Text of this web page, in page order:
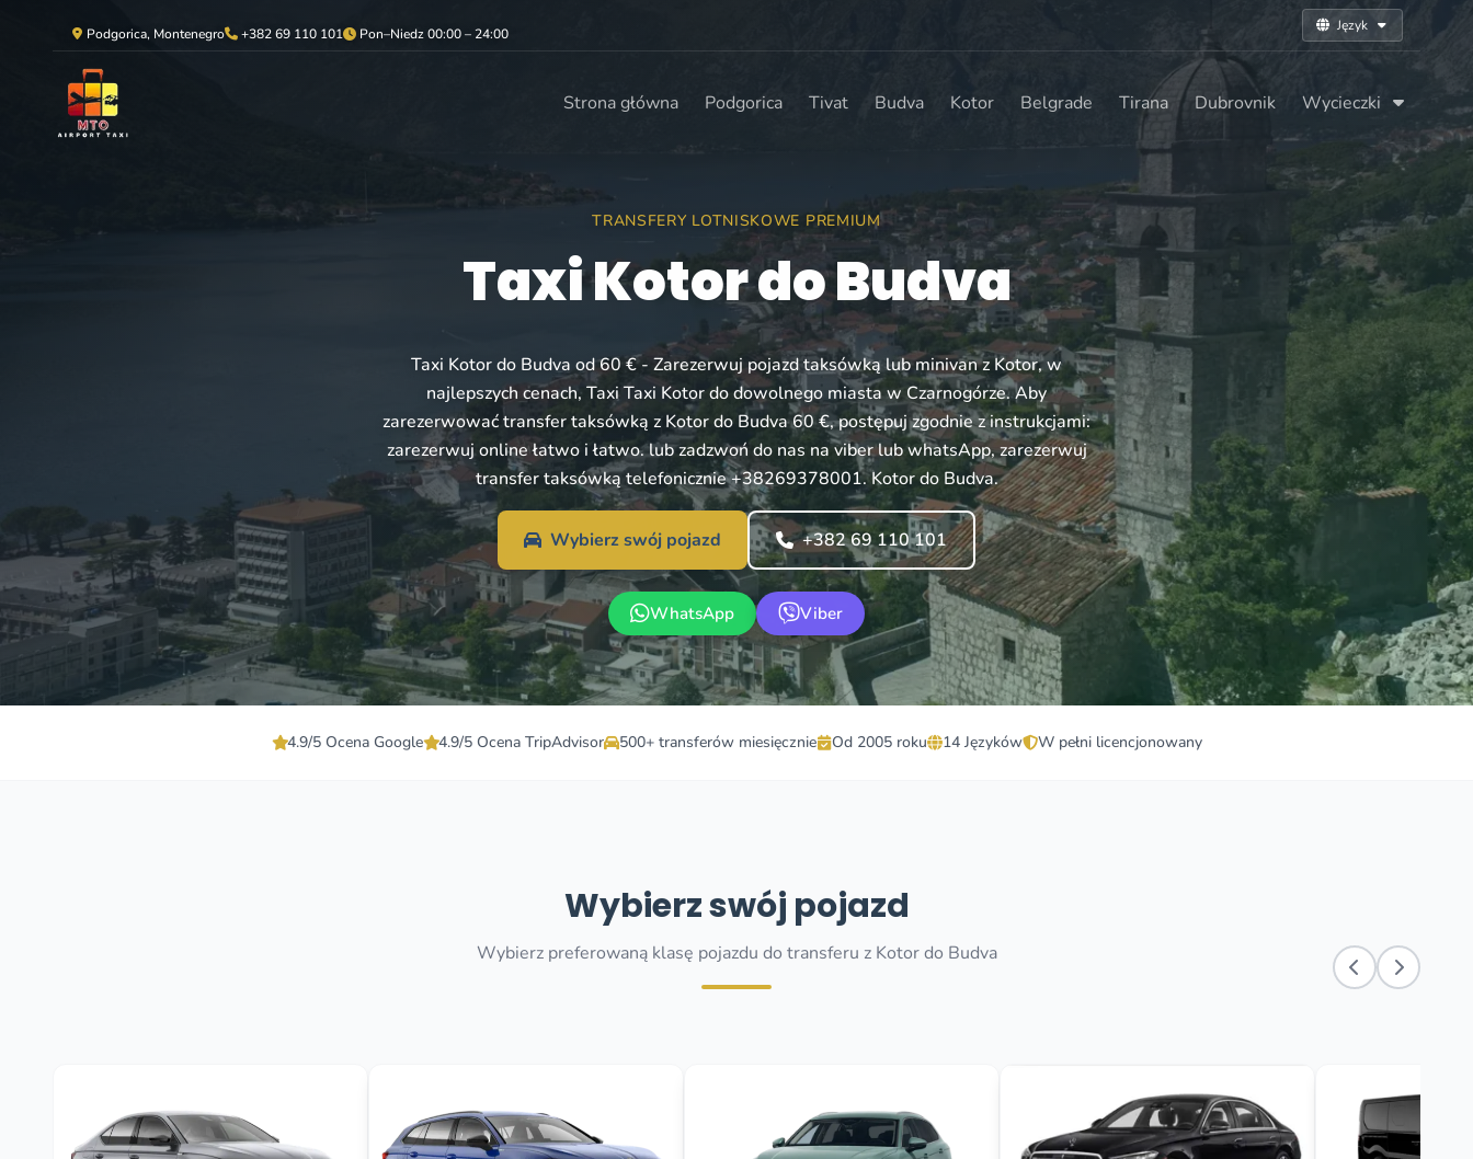
Podgorica, Montenegro +382 69 110 101 Pon–Niedz 00:00 – 24:00 Język
Strona główna Podgorica Tivat Budva Kotor Belgrade Tirana Dubrovnik Wycieczki
TRANSFERY LOTNISKOWE PREMIUM
Taxi Kotor do Budva
Taxi Kotor do Budva od 60 € - Zarezerwuj pojazd taksówką lub minivan z Kotor, w
najlepszych cenach, Taxi Taxi Kotor do dowolnego miasta w Czarnogórze. Aby
zarezerwować transfer taksówką z Kotor do Budva 60 €, postępuj zgodnie z instrukcjami:
zarezerwuj online łatwo i łatwo. lub zadzwoń do nas na viber lub whatsApp, zarezerwuj
transfer taksówką telefonicznie +38269378001. Kotor do Budva.
Wybierz swój pojazd +382 69 110 101
WhatsApp Viber
4.9/5 Ocena Google 4.9/5 Ocena TripAdvisor 500+ transferów miesięcznie Od 2005 roku 14 Języków W pełni licencjonowany
Wybierz swój pojazd
Wybierz preferowaną klasę pojazdu do transferu z Kotor do Budva